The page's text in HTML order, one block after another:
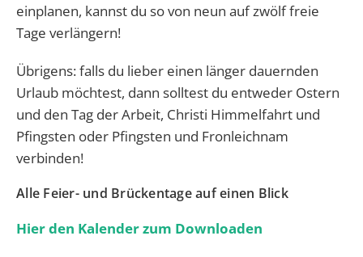
einplanen, kannst du so von neun auf zwölf freie
Tage verlängern!
Übrigens: falls du lieber einen länger dauernden
Urlaub möchtest, dann solltest du entweder Ostern
und den Tag der Arbeit, Christi Himmelfahrt und
Pfingsten oder Pfingsten und Fronleichnam
verbinden!
Alle Feier- und Brückentage auf einen Blick
Hier den Kalender zum Downloaden